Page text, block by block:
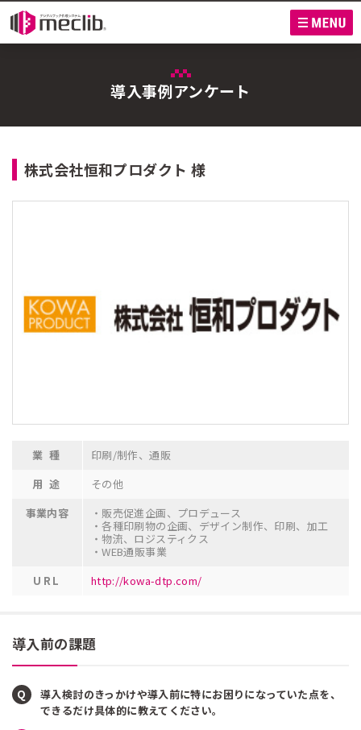
導入事例アンケート
株式会社恒和プロダクト 様
業 種 印刷/制作、通販
用 途
その他
事業内容
・販売促進企画、プロデュース
・各種印刷物の企画、デザイン制作、印刷、加工
・物流、ロジスティクス
・WEB通販事業
URL
http://kowa-dtp.com/
導入前の課題
導入検討のきっかけや導入前に特にお困りになっていた点を、
できるだけ具体的に教えてください。